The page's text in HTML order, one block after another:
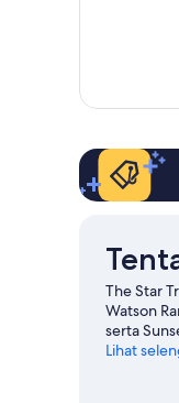
The Star
Watson
serta
Maritime
Lihat